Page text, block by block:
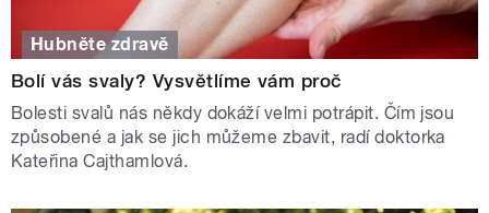
Hubněte zdravě
Bolí vás svaly? Vysvětlíme vám proč
Bolesti svalů nás někdy dokáží velmi potrápit. Čím jsou
způsobené a jak se jich můžeme zbavit, radí doktorka
Kateřina Cajthamlová.